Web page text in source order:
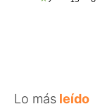
Lo más leído